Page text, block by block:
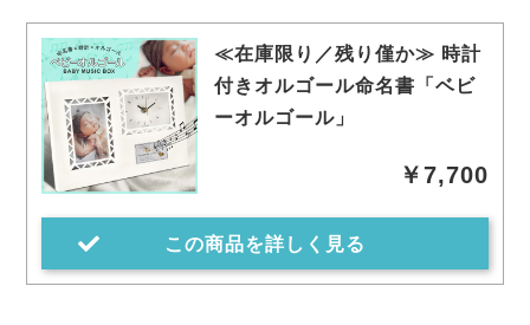
≪在庫限り／残り僅か≫ 時計
付きオルゴール命名書「ベビ
ーオルゴール」
￥7,700
この商品を詳しく見る